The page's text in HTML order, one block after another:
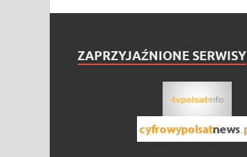
ZAPRZYJAŹNIONE SERWISY